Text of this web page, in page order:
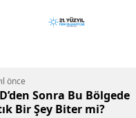
önce
Sonra Bu Bölgede
Bir Şey Biter mi?